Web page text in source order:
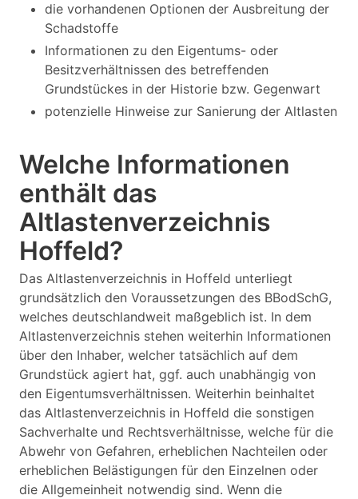
die vorhandenen Optionen der Ausbreitung der
Schadstoffe
Informationen zu den Eigentums- oder
Besitzverhältnissen des betreffenden
Grundstückes in der Historie bzw. Gegenwart
potenzielle Hinweise zur Sanierung der Altlasten
Welche Informationen
enthält das
Altlastenverzeichnis
Hoffeld?
Das Altlastenverzeichnis in Hoffeld unterliegt
grundsätzlich den Voraussetzungen des BBodSchG,
welches deutschlandweit maßgeblich ist. In dem
Altlastenverzeichnis stehen weiterhin Informationen
über den Inhaber, welcher tatsächlich auf dem
Grundstück agiert hat, ggf. auch unabhängig von
den Eigentumsverhältnissen. Weiterhin beinhaltet
das Altlastenverzeichnis in Hoffeld die sonstigen
Sachverhalte und Rechtsverhältnisse, welche für die
Abwehr von Gefahren, erheblichen Nachteilen oder
erheblichen Belästigungen für den Einzelnen oder
die Allgemeinheit notwendig sind. Wenn die